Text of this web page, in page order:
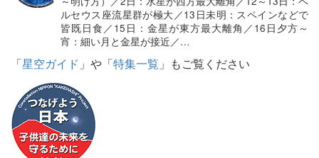
ルセウス座流星群が極大／13日未明：スペインなどで
皆既日食／15日：金星が東方最大離角／16日夕方～
宵：細い月と金星が接近／…
「星空ガイド 」や「特集一覧 」もご覧ください